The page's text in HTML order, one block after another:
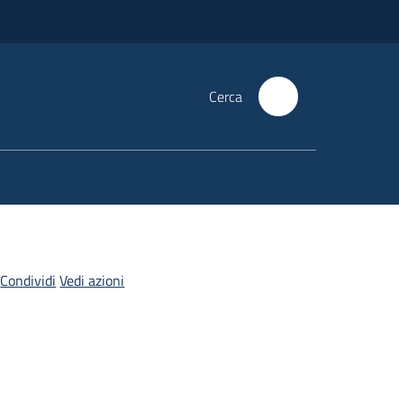
Cerca
Condividi Vedi azioni